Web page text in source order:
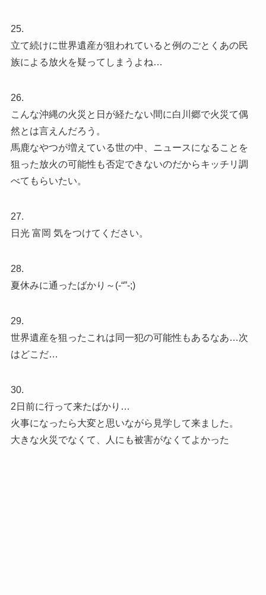
25.
立て続けに世界遺産が狙われていると例のごとくあの民
族による放火を疑ってしまうよね…
26.
こんな沖縄の火災と日が経たない間に白川郷で火災て偶
然とは言えんだろう。
馬鹿なやつが増えている世の中、ニュースになることを
狙った放火の可能性も否定できないのだからキッチリ調
べてもらいたい。
27.
日光 富岡 気をつけてください。
28.
夏休みに通ったばかり～(-“”-;)
29.
世界遺産を狙ったこれは同一犯の可能性もあるなあ…次
はどこだ…
30.
2日前に行って来たばかり…
火事になったら大変と思いながら見学して来ました。
大きな火災でなくて、人にも被害がなくてよかった